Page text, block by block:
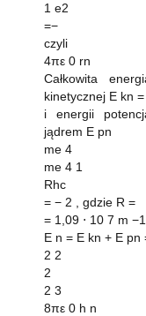
1 e2
=−
czyli
4πε 0 rn
Całkowita
kinetycznej E kn =
i energii
jądrem E pn
me 4
me 4 1
Rhc
= − 2 , gdzie R =
= 1,09 ⋅ 10 7 m −1 .
E n = E kn + E pn
2 2
2
2 3
8πε 0 h n